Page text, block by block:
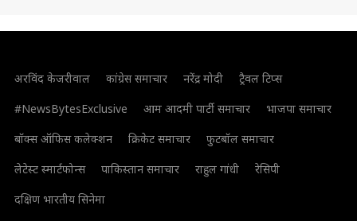
अरविंद केजरीवाल कांग्रेस समाचार नरेंद्र मोदी
ट्रैवल टिप्स
#NewsBytesExclusive
आम आदमी पार्टी समाचार
भाजपा समाचार
बॉक्स ऑफिस कलेक्शन
क्रिकेट समाचार
फुटबॉल समाचार
लेटेस्ट स्मार्टफोन्स
पाकिस्तान समाचार राहुल गांधी
रेसिपी
दक्षिण भारतीय सिनेमा